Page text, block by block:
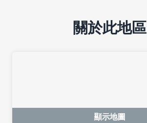
關於此地區
顯示地圖